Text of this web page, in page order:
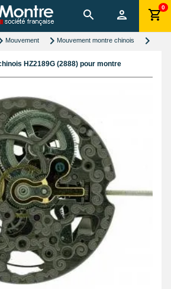
0
Mouvement Mouvement montre chinois
HZ2189G (2888) pour montre